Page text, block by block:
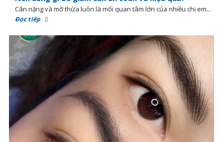
Cân nặng và mỡ thừa luôn là mối quan tâm lớn của nhiều chị em...
Đọc tiếp